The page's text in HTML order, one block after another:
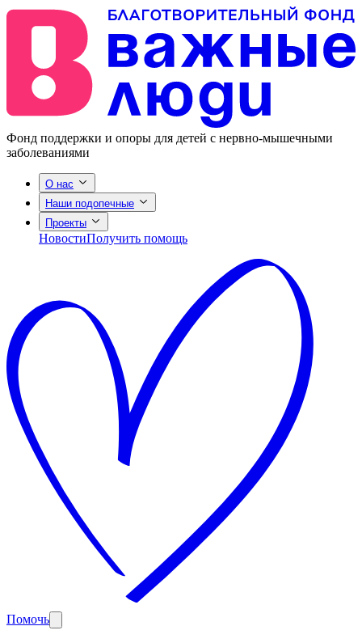
Фонд поддержки и опоры для детей с нервно-мышечными
заболеваниями
О нас
Наши подопечные
Проекты
НовостиПолучить помощь
Помочь